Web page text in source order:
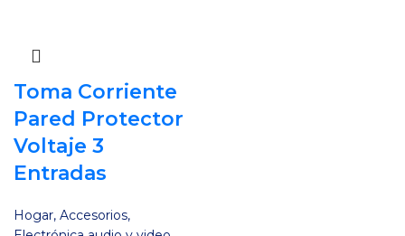
Toma Corriente
Pared Protector
Voltaje 3
Entradas
Hogar, Accesorios,